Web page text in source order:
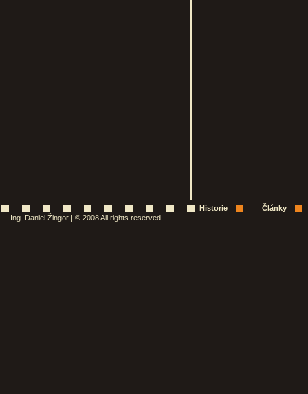
Historie
Články
Ing. Daniel Žingor | © 2008 All rights reserved